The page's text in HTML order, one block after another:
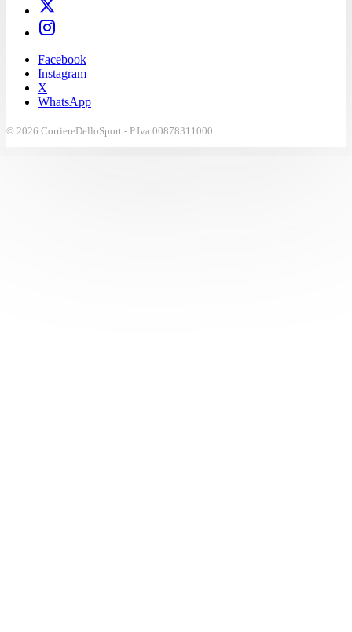
Facebook
Instagram
X
WhatsApp
© 2026 CorriereDelloSport - P.Iva 00878311000